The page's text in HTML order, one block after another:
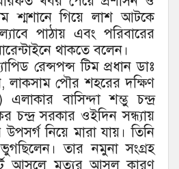
শ্মশানে গিয়ে লাশ আটকে
পাঠায় এবং পরিবারের
থাকতে বলেন।
রেন্সপন্স টিম প্রধান ডাঃ
পৌর শহরের দক্ষিণ
এলাকার বাসিন্দা শম্ভু চন্দ্র
চন্দ্র সরকার ওইদিন সন্ধ্যায়
নিয়ে মারা যায়। তিনি
তার নমুনা সংগ্রহ
আসলে মৃত্যুর আসল কারণ